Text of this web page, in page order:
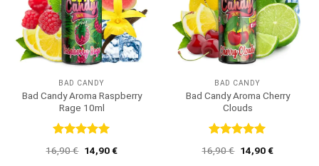
BAD CANDY
Bad Candy Aroma Raspberry
Rage 10ml
Bewertet
mit 5 von
16,90€ Ursprünglicher
Preis
14,90€Aktueller
BAD CANDY
Bad Candy Aroma Cherry
Clouds
Bewertet
mit 5 von
16,90€ Ursprünglicher
Preis
14,90€Aktueller